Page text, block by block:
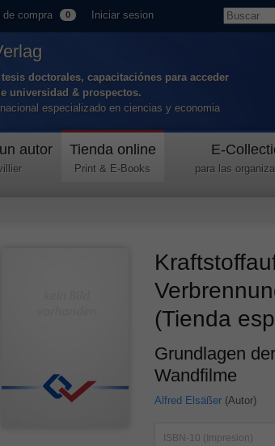
de compra 0 Iniciar sesion
doctorales, capacitaciónes para acceder
universidad & prospectos.
especializado en ciencias y economia
autor Tienda online
Print & E-Books
E-
para las
(Tienda
Grundlagen
Wandfilme
Alfred Elsäßer(Autor)
ISBN-10 (Impresion)